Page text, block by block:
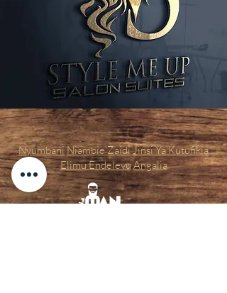
NyumbaniNiambie ZaidiJinsi Ya Kutufikia
Elimu EndelevuAngalia